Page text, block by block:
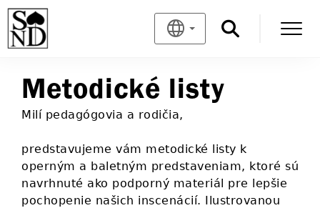
Metodické listy
Milí pedagógovia a rodičia,
predstavujeme vám metodické listy k
operným a baletným predstaveniam, ktoré sú
navrhnuté ako podporný materiál pre lepšie
pochopenie našich inscenácií. Ilustrovanou